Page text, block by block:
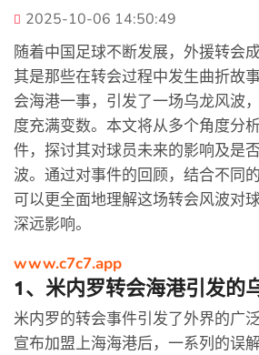
2025-10-06 14:50:49
随着中国足球不断发展，外援转会
其是那些在转会过程中发生曲折故
会海港一事，引发了一场乌龙风波
度充满变数。本文将从多个角度分
件，探讨其对球员未来的影响及是
波。通过对事件的回顾，结合不同
可以更全面地理解这场转会风波对
深远影响。
www.c7c7.app
1、米内罗转会海港引发的
米内罗的转会事件引发了外界的广
宣布加盟上海海港后，一系列的误